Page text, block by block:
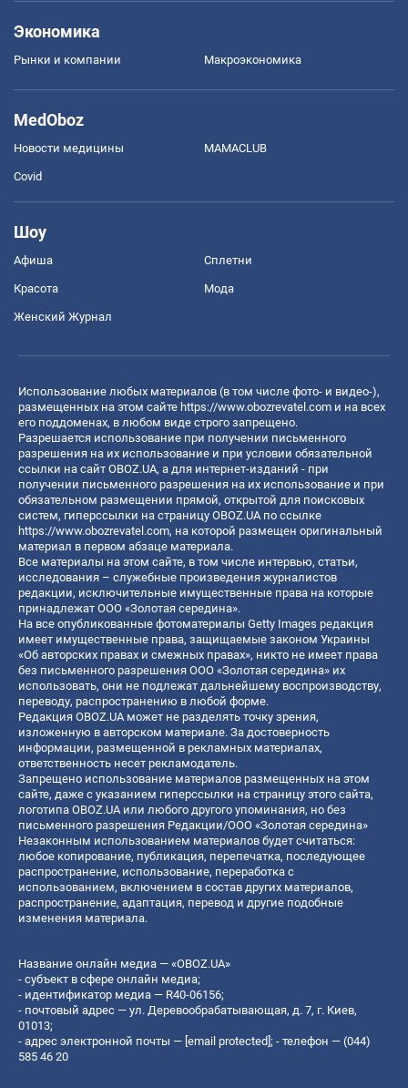
Экономика
Рынки и компании Mакроэкономика
MedOboz
Новости медицины MAMACLUB
Covid
Шоу
Афиша Сплетни
Красота Мода
Женский Журнал
Использование любых материалов (в том числе фото- и видео-),
размещенных на этом сайте https://www.obozrevatel.com и на всех
его поддоменах, в любом виде строго запрещено.
Разрешается использование при получении письменного
разрешения на их использование и при условии обязательной
ссылки на сайт OBOZ.UA, а для интернет-изданий - при
получении письменного разрешения на их использование и при
обязательном размещении прямой, открытой для поисковых
систем, гиперссылки на страницу OBOZ.UA по ссылке
https://www.obozrevatel.com, на которой размещен оригинальный
материал в первом абзаце материала.
Все материалы на этом сайте, в том числе интервью, статьи,
исследования – служебные произведения журналистов
редакции, исключительные имущественные права на которые
принадлежат ООО «Золотая середина».
На все опубликованные фотоматериалы Getty Images редакция
имеет имущественные права, защищаемые законом Украины
«Об авторских правах и смежных правах», никто не имеет права
без письменного разрешения ООО «Золотая середина» их
использовать, они не подлежат дальнейшему воспроизводству,
переводу, распространению в любой форме.
Редакция OBOZ.UA может не разделять точку зрения,
изложенную в авторском материале. За достоверность
информации, размещенной в рекламных материалах,
ответственность несет рекламодатель.
Запрещено использование материалов размещенных на этом
сайте, даже с указанием гиперссылки на страницу этого сайта,
логотипа OBOZ.UA или любого другого упоминания, но без
письменного разрешения Редакции/ООО «Золотая середина»
Незаконным использованием материалов будет считаться:
любое копирование, публикация, перепечатка, последующее
распространение, использование, переработка с
использованием, включением в состав других материалов,
распространение, адаптация, перевод и другие подобные
изменения материала.
Название онлайн медиа — «OBOZ.UA»
- субъект в сфере онлайн медиа;
- идентификатор медиа — R40-06156;
- почтовый адрес — ул. Деревообрабатывающая, д. 7, г. Киев,
01013;
- адрес электронной почты — [email protected] ; - телефон — (044)
585 46 20